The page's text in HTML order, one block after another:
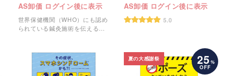
AS卸価 ログイン後に表示
世界保健機関（WHO）にも認め
られている鍼灸施術を伝える院
AS卸価 ログイン後に表示
5.0
夏の大感謝祭 25 %
OFF